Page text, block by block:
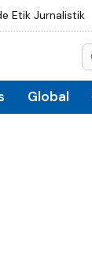
Etik Jurnalistik
Global